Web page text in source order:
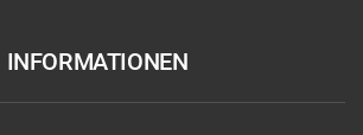
INFORMATIONEN